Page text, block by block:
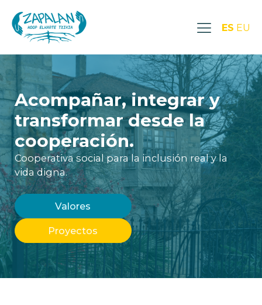
ES EU
Acompañar, integrar y
transformar desde la
cooperación.
Cooperativa social para la inclusión real y la
vida digna.
Valores
Proyectos